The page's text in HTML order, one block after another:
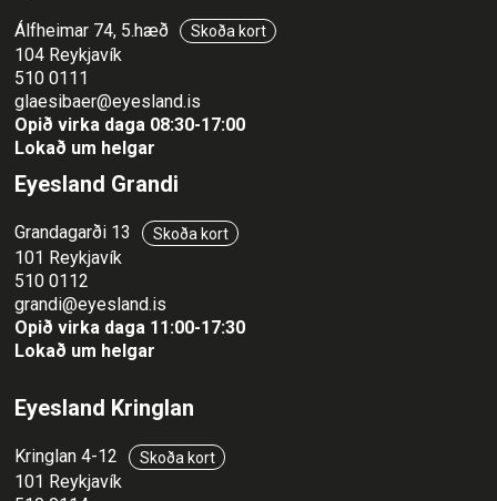
Álfheimar 74, 5.hæð Skoða kort
104 Reykjavík
510 0111
glaesibaer@eyesland.is
Opið virka daga 08:30-17:00
Lokað um helgar
Eyesland Grandi
Grandagarði 13 Skoða kort
101 Reykjavík
510 0112
grandi@eyesland.is
Opið virka daga 11 :00-17:30
Lokað um helgar
Eyesland Kringlan
Kringlan 4-12 Skoða kort
101 Reykjavík